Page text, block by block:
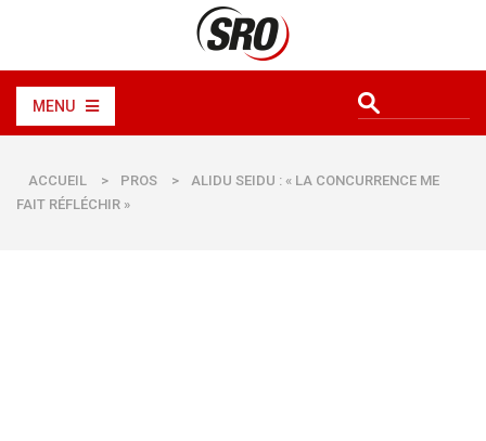
MENU
ACCUEIL > PROS >
ALIDU SEIDU : « LA CONCURRENCE ME
FAIT RÉFLÉCHIR »